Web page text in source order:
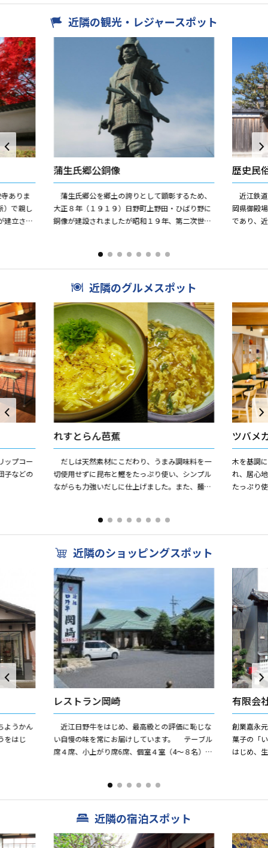
近隣の観光・レジャースポット
ありま
）で親し
建立さ
蒲生氏郷公銅像
蒲生氏郷公を郷土の誇りとして顕彰するため、
大正８年（１９１９）日野町上野田・ひばり野に
銅像が建設されましたが昭和１９年、第二次世界
歴史民
近江鉄
岡県御殿
であり、
近隣のグルメスポット
ップコー
子などの
れすとらん芭蕉
だしは天然素材にこだわり、うまみ調味料を一
切使用せずに昆布と鰹をたっぷり使い、シンプル
ながらも力強いだしに仕上げました。また、麺も
ツバメ
木を基調
れ、居心
たっぷり
近隣のショッピングスポット
ようかん
をはじ
レストラン岡崎
近江日野牛をはじめ、最高級との評価に恥じな
い自慢の味を常にお届けしています。 テーブル
席４席、小上がり席6席、個室４室（4〜８名）、
有限会
創業嘉永
菓子の「
はじめ、
近隣の宿泊スポット